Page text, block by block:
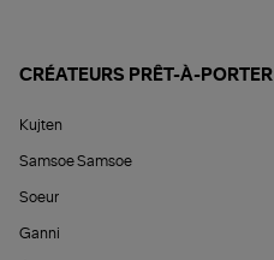
CRÉATEURS PRÊT-À-PORTER
Kujten
Samsoe Samsoe
Soeur
Ganni